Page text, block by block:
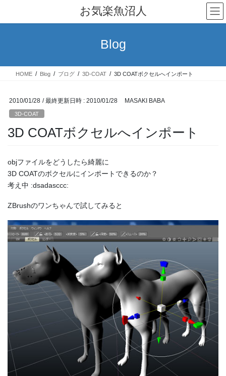
テ
ス
ゲ
ン
お気楽魚沼人
Blog
HOME Blog ブログ 3D-COAT 3D COATボクセルへインポート
2010/01/28 / 最終更新日時 : 2010/01/28 MASAKI BABA
3D-COAT
3D COATボクセルへインポート
objファイルをどうしたら綺麗に
3D COATのボクセルにインポートできるのか？
考え中 :dsadasccc:
ZBrushのワンちゃんで試してみると